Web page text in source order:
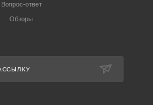
Вопрос-ответ
Обзоры